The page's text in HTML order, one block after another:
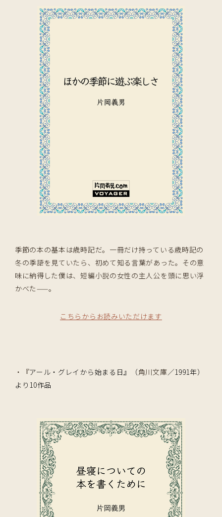
季節の本の基本は歳時記だ。一冊だけ持っている歳時記の
冬の季語を見ていたら、初めて知る言葉があった。その意
味に納得した僕は、短編小説の女性の主人公を頭に思い浮
かべた——。
こちらからお読みいただけます
・『アール・グレイから始まる日』（角川文庫／1991年）
より10作品